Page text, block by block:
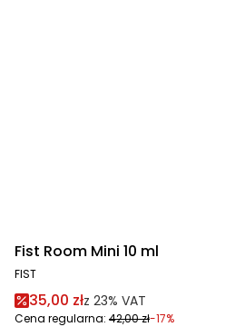
Fist Room Mini 10 ml
FIST
35,00 złz 23% VAT
Cena regularna: 42,00 zł-17%